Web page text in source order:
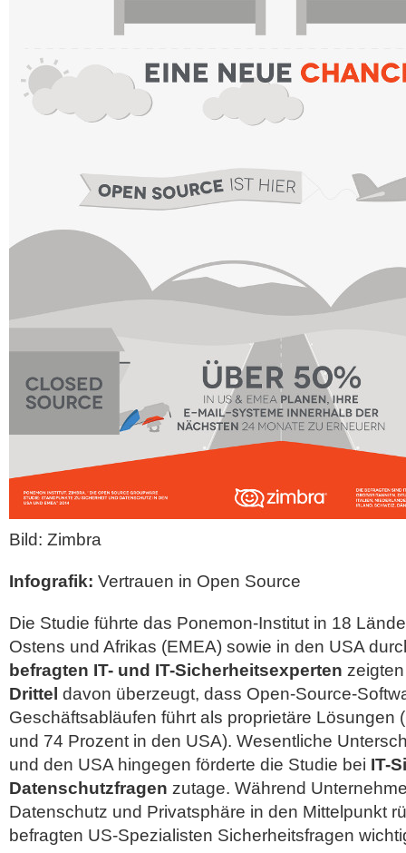
Bild: Zimbra
Infografik: Vertrauen in Open Source
Die Studie führte das Ponemon-Institut in 18
Ostens und Afrikas (EMEA) sowie in den USA
befragten IT- und IT-Sicherheitsexperten
Drittel davon überzeugt, dass Open-Source-
Geschäftsabläufen führt als proprietäre Lösungen
und 74 Prozent in den USA). Wesentliche
und den USA hingegen förderte die Studie bei IT-
Datenschutzfragen zutage. Während
Datenschutz und Privatsphäre in den Mittelpunkt
befragten US-Spezialisten Sicherheitsfragen